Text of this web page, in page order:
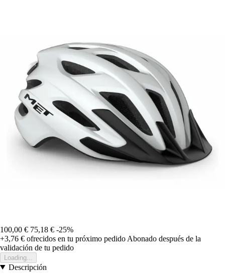
100,00 € 75,18 € -25%
+3,76 € ofrecidos en tu próximo pedido Abonado después de la
validación de tu pedido
Loading...
Descripción